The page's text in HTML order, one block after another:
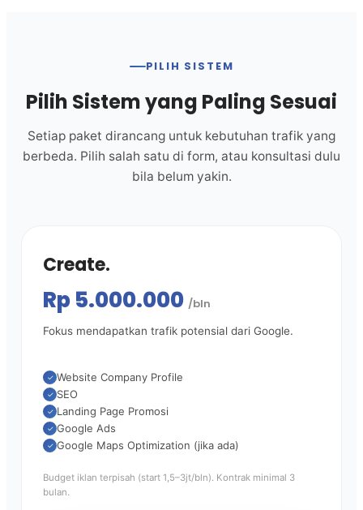
PILIH SISTEM
Pilih Sistem yang Paling Sesuai
Setiap paket dirancang untuk kebutuhan trafik yang
berbeda. Pilih salah satu di form, atau konsultasi dulu
bila belum yakin.
Create.
Rp 5.000.000 /bln
Fokus mendapatkan trafik potensial dari Google.
✓ Website Company Profile
✓ SEO
✓ Landing Page Promosi
✓ Google Ads
✓ Google Maps Optimization (jika ada)
Budget iklan terpisah (start 1,5–3jt/bln). Kontrak minimal 3
bulan.